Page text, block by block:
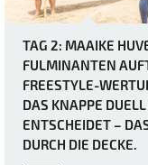
TAG 2: MAAIKE
FULMINANTEN
FREESTYLE-
DAS KNAPPE
ENTSCHEIDET –
URCH DIE DECKE.